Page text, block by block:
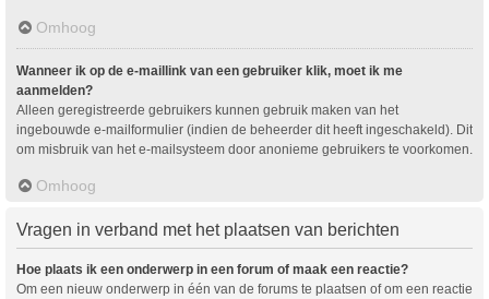
Omhoog
Wanneer ik op de e-maillink van een gebruiker klik, moet ik me
aanmelden?
Alleen geregistreerde gebruikers kunnen gebruik maken van het
ingebouwde e-mailformulier (indien de beheerder dit heeft ingeschakeld). Dit
om misbruik van het e-mailsysteem door anonieme gebruikers te voorkomen.
Omhoog
Vragen in verband met het plaatsen van berichten
Hoe plaats ik een onderwerp in een forum of maak een reactie?
Om een nieuw onderwerp in één van de forums te plaatsen of om een reactie